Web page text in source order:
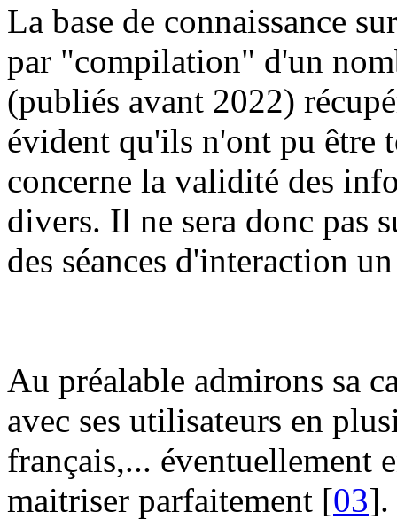
La base de connaissance
par "compilation" d'un
(publiés avant 2022)
évident qu'ils n'ont pu être
concerne la validité des
divers. Il ne sera donc pas
des séances d'interaction
Au préalable admirons sa
avec ses utilisateurs en
français,... éventuellement
maitriser parfaitement [03].